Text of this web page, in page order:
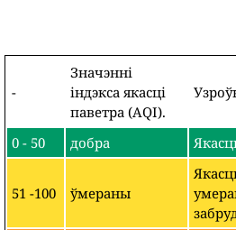
-
Значэнні
індэкса якасці
паветра (AQI).
0 - 50 добра
51 -100 ўмераны